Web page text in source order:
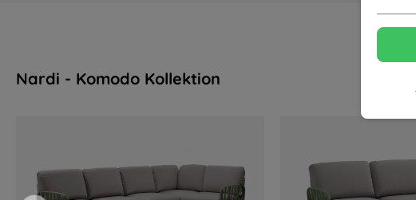
Nardi - Komodo Kollektion